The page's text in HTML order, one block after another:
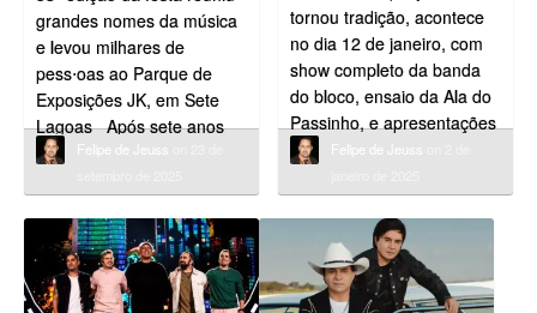
grandes nomes da música
e levou milhares de
pess⋅oas ao Parque de
Exposições JK, em Sete
Lagoas Após sete anos
de saudade, a Exposete
JK com um evento histórico
entre os dias 18 e 21 de
setembro, […]
Felipe de Jeuss
tornou tradição, acontece
no dia 12 de janeiro, com
show completo da banda
do bloco, ensaio da Ala do
Passinho, e apresentações
do Bloco Swing Safado e
Funk You, um dos
destaques do Carnaval de
Belo Horizonte, […]
Felipe de Jeuss